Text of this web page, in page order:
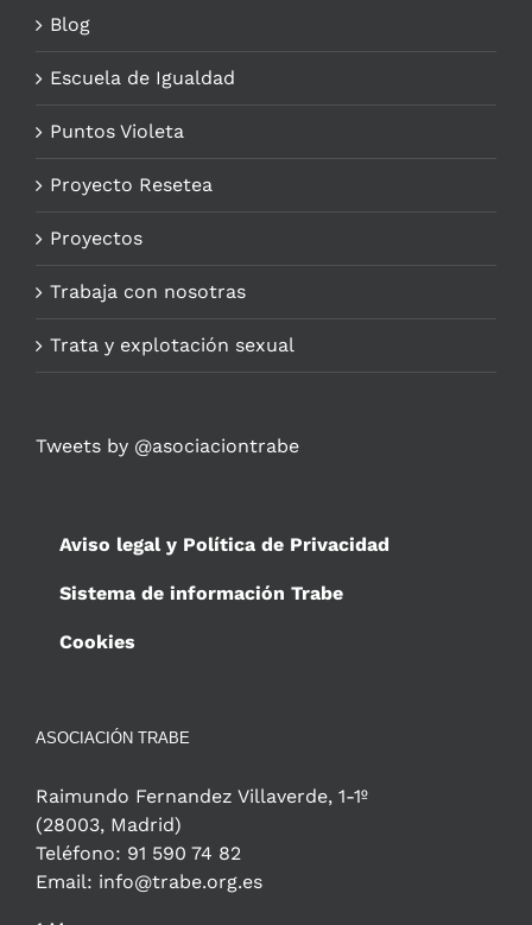
Blog
Escuela de Igualdad
Puntos Violeta
Proyecto Resetea
Proyectos
Trabaja con nosotras
Trata y explotación sexual
Tweets by @asociaciontrabe
Aviso legal y Política de Privacidad
Sistema de información Trabe
Cookies
ASOCIACIÓN TRABE
Raimundo Fernandez Villaverde, 1-1º
(28003, Madrid)
Teléfono: 91 590 74 82
Email: info@trabe.org.es